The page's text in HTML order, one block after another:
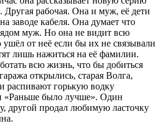
Другая рабочая. Она и муж, её дети
заводе кабеля. Она думает что
муж. Но она не видит всю
от неё если бы их не связывали
лишь нажиться на её фамилии.
всю жизнь, что бы добиться
открылись, старая Волга,
распивают горькую водку
«Раньше было лучше». Один
другой продал любимую ласточку